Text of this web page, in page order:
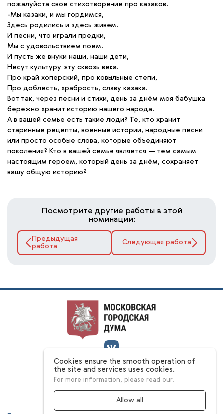
пожалуйста свое стихотворение про казаков.
-Мы казаки, и мы гордимся,
Здесь родились и здесь живем.
И песни, что играли предки,
Мы с удовольствием поем.
И пусть же внуки наши, наши дети,
Несут культуру эту сквозь века.
Про край хоперский, про ковыльные степи,
Про доблесть, храбрость, славу казака.
Вот так, через песни и стихи, день за днём моя бабушка
бережно хранит историю нашего народа.
А в вашей семье есть такие люди? Те, кто хранит
старинные рецепты, военные истории, народные песни
или просто особые слова, которые объединяют
поколения? Кто в вашей семье является — тем самым
настоящим героем, который день за днём, сохраняет
вашу общую историю?
Посмотрите другие работы в этой
номинации:
Предыдущая
работа
Следующая работа
О конкурсе
Номинации
Ответы на вопросы
Cookies ensure the smooth operation of
the site and services uses cookies.
For more information, please read our.
Allow all